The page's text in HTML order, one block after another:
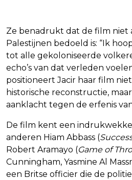
Ze benadrukt dat de film niet
Palestijnen bedoeld is: “Ik
tot alle gekoloniseerde
echo’s van dat verleden
positioneert Jacir haar film
historische reconstructie,
aanklacht tegen de erfenis
De film kent een
anderen Hiam Abbass (
Robert Aramayo (Game of
Cunningham, Yasmine Al
een Britse officier die de